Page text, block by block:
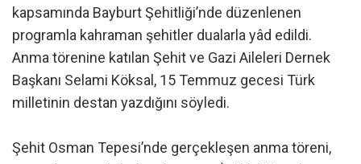
kapsamında Bayburt Şehitliği’nde düzenlenen
programla kahraman şehitler dualarla yâd edildi.
Anma törenine katılan Şehit ve Gazi Aileleri Dernek
Başkanı Selami Köksal, 15 Temmuz gecesi Türk
milletinin destan yazdığını söyledi.
Şehit Osman Tepesi’nde gerçekleşen anma töreni,